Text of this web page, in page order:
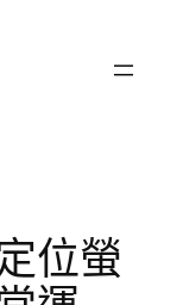
位螢